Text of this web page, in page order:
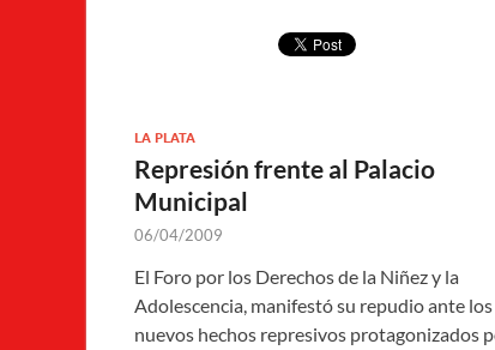
LA PLATA
Represión frente al Palacio
Municipal
06/04/2009
El Foro por los Derechos de la Niñez y la
Adolescencia, manifestó su repudio ante los
nuevos hechos represivos protagonizados